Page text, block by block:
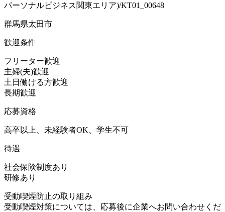
パーソナルビジネス関東エリア)/KT01_00648
群馬県太田市
歓迎条件
フリーター歓迎
主婦(夫)歓迎
土日働ける方歓迎
長期歓迎
応募資格
高卒以上、未経験者OK、学生不可
待遇
社会保険制度あり
研修あり
受動喫煙防止の取り組み
受動喫煙対策については、応募後に企業へお問い合わせくだ